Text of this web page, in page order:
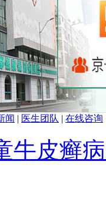
闻 | 医生团队 | 在线咨询
牛皮癣